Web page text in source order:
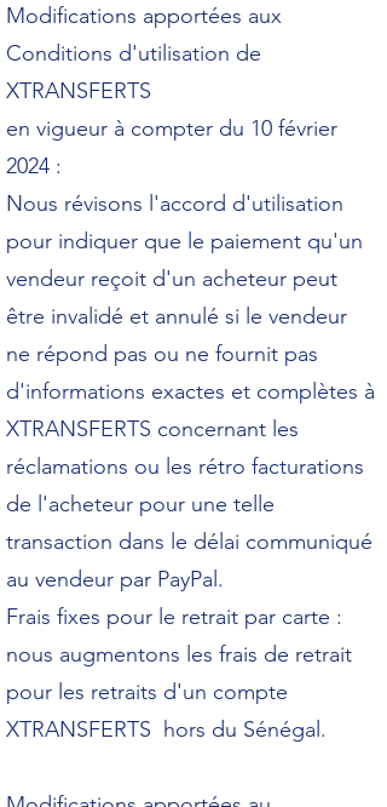
Modifications apportées aux
Conditions d'utilisation de
XTRANSFERTS
en vigueur à compter du 10 février
2024 :
Nous révisons l'accord d'utilisation
pour indiquer que le paiement qu'un
vendeur reçoit d'un acheteur peut
être invalidé et annulé si le vendeur
ne répond pas ou ne fournit pas
d'informations exactes et complètes à
XTRANSFERTS concernant les
réclamations ou les rétro facturations
de l'acheteur pour une telle
transaction dans le délai communiqué
au vendeur par PayPal.
Frais fixes pour le retrait par carte :
nous augmentons les frais de retrait
pour les retraits d'un compte
XTRANSFERTS hors du Sénégal.